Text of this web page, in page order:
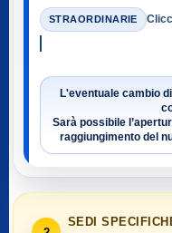
STRAORDINARIE
L'eventuale cambio
Sarà possibile
raggiungimento del
SEDI